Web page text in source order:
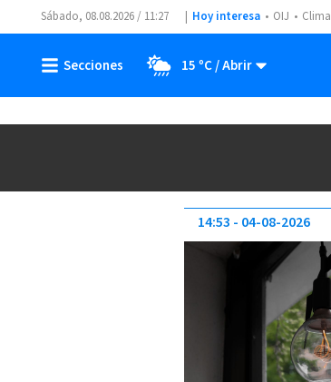
Sábado, 08.08.2026 / 11:27 Hoy interesa OIJ Clima
15 ºC
14:53 04-08-2026